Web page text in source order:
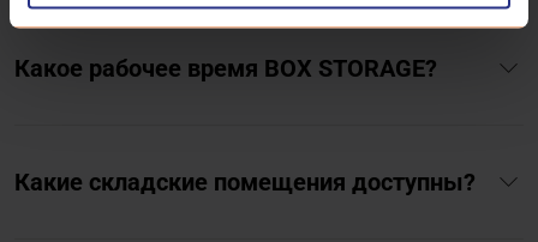
Какое рабочее время BOX STORAGE?
Какие складские помещения доступны?